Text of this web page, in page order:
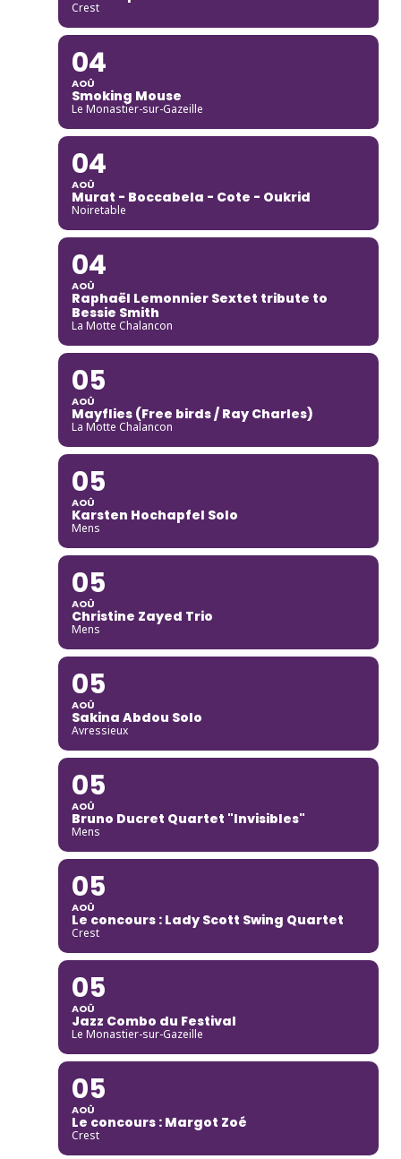
Crest
04
AOÛ
Smoking Mouse
Le Monastier-sur-Gazeille
04
AOÛ
Murat - Boccabela - Cote - Oukrid
Noiretable
04
AOÛ
Raphaël Lemonnier Sextet tribute to
Bessie Smith
La Motte Chalancon
05
AOÛ
Mayflies (Free birds / Ray Charles)
La Motte Chalancon
05
AOÛ
Karsten Hochapfel Solo
Mens
05
AOÛ
Christine Zayed Trio
Mens
05
AOÛ
Sakina Abdou Solo
Avressieux
05
AOÛ
Bruno Ducret Quartet "Invisibles"
Mens
05
AOÛ
Le concours : Lady Scott Swing Quartet
Crest
05
AOÛ
Jazz Combo du Festival
Le Monastier-sur-Gazeille
05
AOÛ
Le concours : Margot Zoé
Crest